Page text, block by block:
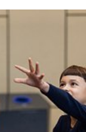
Gwiazd
a
ułatwi
roku.